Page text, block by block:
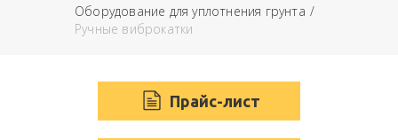
Оборудование для уплотнения грунта
Ручные виброкатки
Прайс-лист